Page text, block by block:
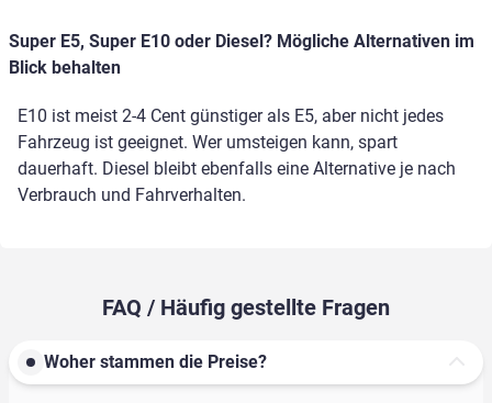
Super E5, Super E10 oder Diesel? Mögliche Alternativen im
Blick behalten
E10 ist meist 2-4 Cent günstiger als E5, aber nicht jedes
Fahrzeug ist geeignet. Wer umsteigen kann, spart
dauerhaft. Diesel bleibt ebenfalls eine Alternative je nach
Verbrauch und Fahrverhalten.
FAQ / Häufig gestellte Fragen
Woher stammen die Preise?